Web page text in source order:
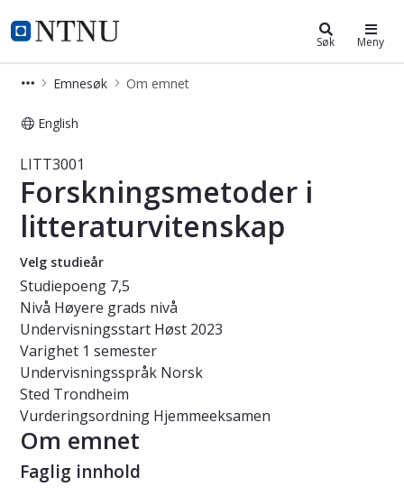
NTNU Hjemmeside
Studier Søk Meny
Emnesøk Om emnet
English
Emne - Forskningsmetoder i
LITT3001
Forskningsmetoder i
litteraturvitenskap
Velg studieår
Studiepoeng 7,5
Nivå Høyere grads nivå
Undervisningsstart Høst 2023
Varighet 1 semester
Undervisningsspråk Norsk
Sted Trondheim
Vurderingsordning Hjemmeeksamen
Om emnet
Faglig innhold